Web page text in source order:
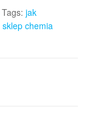
Tags: jak
sklep chemia